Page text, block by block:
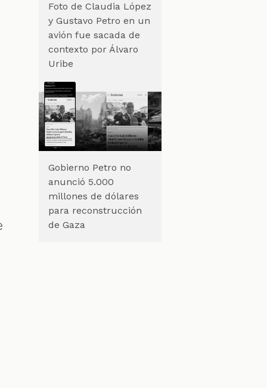
Foto de Claudia López
y Gustavo Petro en un
avión fue sacada de
contexto por Álvaro
Uribe
Gobierno Petro no
anunció 5.000
millones de dólares
para reconstrucción
de Gaza